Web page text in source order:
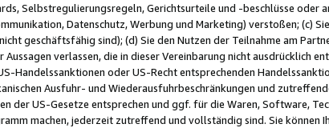
Selbstregulierungsregeln, Gerichtsurteile und -beschlüsse oder
Datenschutz, Werbung und Marketing) verstoßen; (c)
geschäftsfähig sind); (d) Sie den Nutzen der Teilnahme am
verlassen, die in dieser Vereinbarung nicht ausdrücklich
Handelssanktionen oder US-Recht entsprechenden
Ausfuhr- und Wiederausfuhrbeschränkungen und
der US-Gesetze entsprechen und ggf. für die Waren, Software,
machen, jederzeit zutreffend und vollständig sind. Sie können